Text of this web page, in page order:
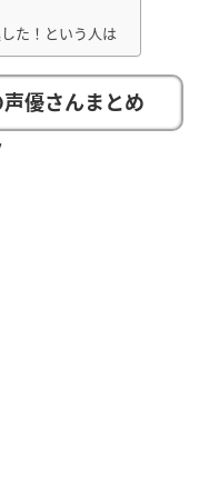
た！という人は
優さんまとめ